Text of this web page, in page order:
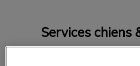
Services chiens